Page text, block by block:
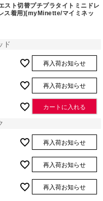
スト切替プチプラタイトミニドレ
ス着用)[myMinette/マイミネッ
ド
再入荷お知らせ
再入荷お知らせ
カートに入れる
再入荷お知らせ
再入荷お知らせ
再入荷お知らせ